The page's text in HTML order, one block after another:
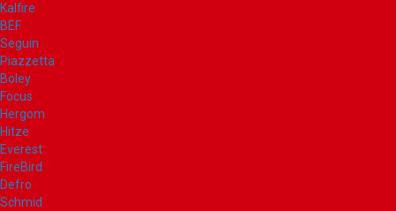
Kalfire
BEF
Seguin
Piazzetta
Boley
Focus
Hergom
Hitze
Everest
FireBird
Defro
Schmid